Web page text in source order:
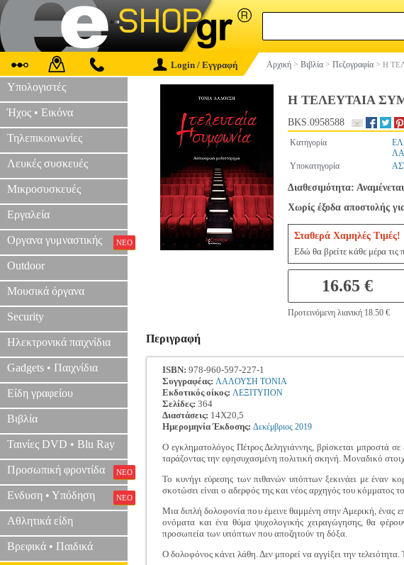
Login / Εγγραφή Αρχική > Βιβλία > Πεζογραφία > Η
Υπολογιστές
Ήχος • Εικόνα
Τηλεπικοινωνίες
Λευκές συσκευές
Μικροσυσκευές
Εργαλεία
Οργανα γυμναστικής ΝΕΟ
Outdoor
Μουσικά όργανα
Security
Ηλεκτρονικά παιχνίδια
Gadgets • Παιχνίδια
Είδη γραφείου
Βιβλία
Ταινίες DVD • Blu Ray
Προσωπική φροντίδα ΝΕΟ
Ενδυση • Υπόδηση ΝΕΟ
Αθλητικά είδη
Βρεφικά • Παιδικά
Η ΤΕΛΕΥΤΑΙΑ
BKS.0958588
Κατηγορία
Υποκατηγορία
Διαθεσιμότητα:
Χωρίς έξοδα αποστολής
Σταθερά Χαμηλές Τιμές!
Εδώ θα βρείτε κάθε μέρα τις
16.65 €
Προτεινόμενη λιανική 18.50 €
Περιγραφή
ISBN: 978-960-597-227-1
Συγγραφέας: ΛΑΛΟΥΣΗ ΤΟΝΙΑ
Εκδοτικός οίκος: ΛΕΞΙΤΥΠΟΝ
Σελίδες: 364
Διαστάσεις: 14Χ20,5
Ημερομηνία Έκδοσης: Δεκέμβριος 2019
Ο εγκληματολόγος Πέτρος Δεληγιάννης, βρίσκεται μπροστά
ταράζοντας την εφησυχασμένη πολιτική σκηνή. Μοναδικό
Το κυνήγι εύρεσης των πιθανών υπόπτων ξεκινάει με έναν
σκοτώσει είναι ο αδερφός της και νέος αρχηγός του κόμματος
Μια διπλή δολοφονία που έμεινε θαμμένη στην Αμερική, ένας
ονόματα και ένα θύμα ψυχολογικής χειραγώγησης, θα
προσωπεία των υπόπτων που αποζητούν τη δόξα.
Ο δολοφόνος κάνει λάθη. Δεν μπορεί να αγγίξει την τελειότητα.